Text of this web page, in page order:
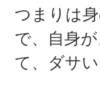
つまりは
で、自身
て、ダサ